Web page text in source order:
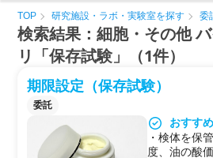
TOP 研究施設・ラボ・実験室を探す 委
検索結果：細胞・その他
リ「保存試験」（1件）
期限設定（保存試験）
委託
おすすめ
・検体を保
度、油の酸